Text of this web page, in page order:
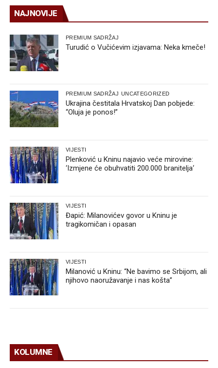
NAJNOVIJE
PREMIUM SADRŽAJ
Turudić o Vučićevim izjavama: Neka kmeče!
PREMIUM SADRŽAJ UNCATEGORIZED
Ukrajina čestitala Hrvatskoj Dan pobjede:
“Oluja je ponos!”
VIJESTI
Plenković u Kninu najavio veće mirovine:
‘Izmjene će obuhvatiti 200.000 branitelja‘
VIJESTI
Đapić: Milanovićev govor u Kninu je
tragikomičan i opasan
VIJESTI
Milanović u Kninu: “Ne bavimo se Srbijom, ali
njihovo naoružavanje i nas košta”
KOLUMNE